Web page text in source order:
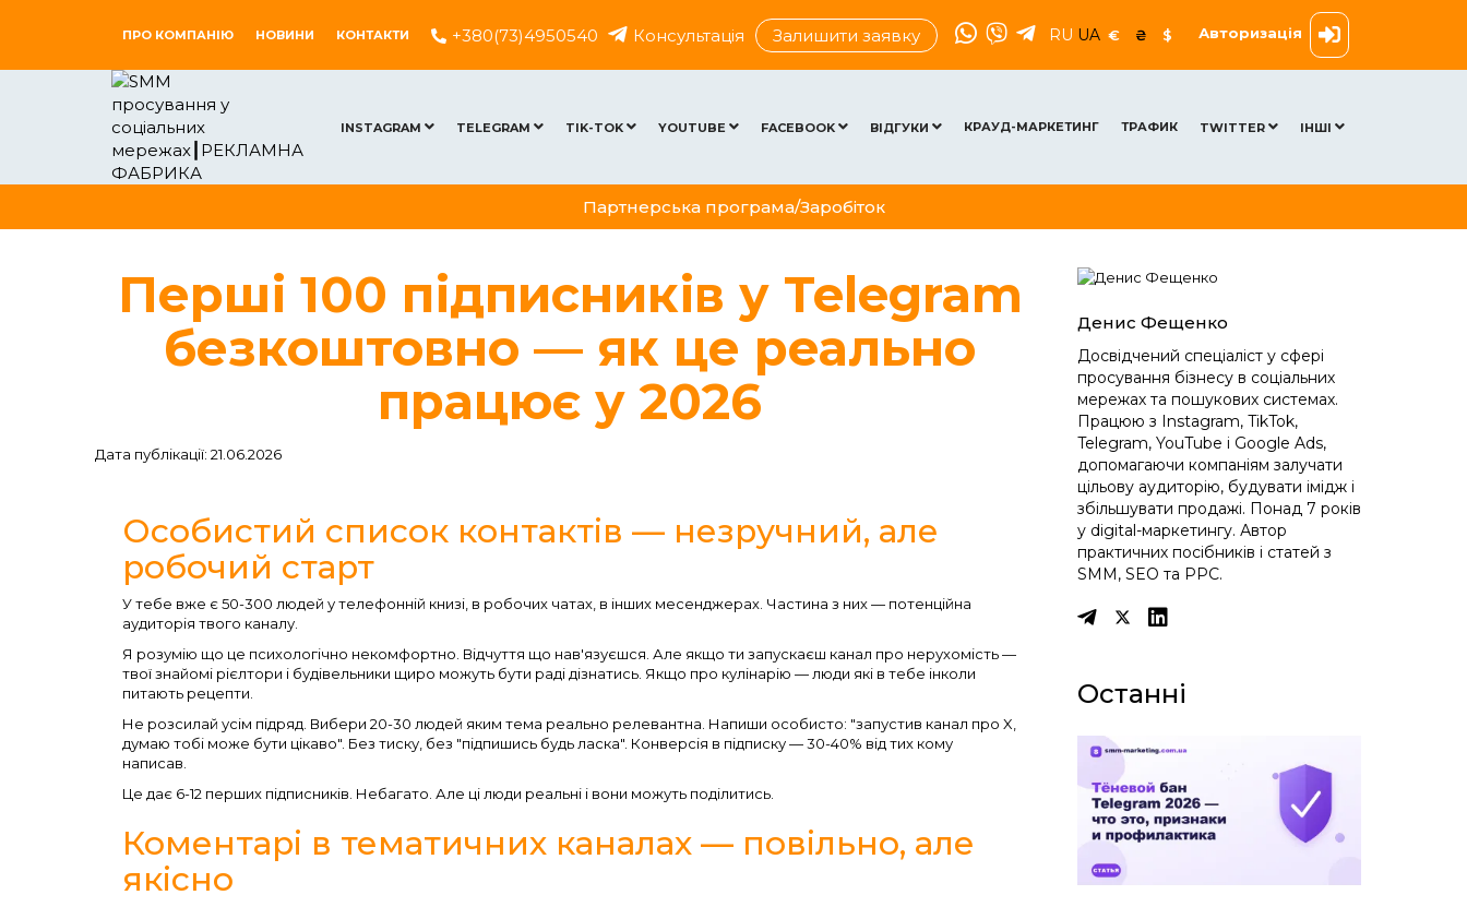
ПРО КОМПАНІЮ НОВИНИ КОНТАКТИ +380(73)4950540 Консультація Залишити заявку RU UA € ₴ $ Авторизація
INSTAGRAM TELEGRAM TIK-TOK YOUTUBE FACEBOOK ВІДГУКИ КРАУД-МАРКЕТИНГ ТРАФИК TWITTER ІНШІ
Партнерська програма/Заробіток
Перші 100 підписників у Telegram
безкоштовно — як це реально
працює у 2026
Дата публікації: 21.06.2026
Особистий список контактів — незручний, але
робочий старт
У тебе вже є 50-300 людей у телефонній книзі, в робочих чатах, в інших месенджерах. Частина з них — потенційна
аудиторія твого каналу.
Я розумію що це психологічно некомфортно. Відчуття що нав'язуєшся. Але якщо ти запускаєш канал про нерухомість —
твої знайомі рієлтори і будівельники щиро можуть бути раді дізнатись. Якщо про кулінарію — люди які в тебе інколи
питають рецепти.
Не розсилай усім підряд. Вибери 20-30 людей яким тема реально релевантна. Напиши особисто: "запустив канал про X,
думаю тобі може бути цікаво". Без тиску, без "підпишись будь ласка". Конверсія в підписку — 30-40% від тих кому
написав.
Це дає 6-12 перших підписників. Небагато. Але ці люди реальні і вони можуть поділитись.
Коментарі в тематичних каналах — повільно, але
якісно
Денис Фещенко
Досвідчений спеціаліст у сфері
просування бізнесу в соціальних
мережах та пошукових системах.
Працюю з Instagram, TikTok,
Telegram, YouTube і Google Ads,
допомагаючи компаніям залучати
цільову аудиторію, будувати імідж і
збільшувати продажі. Понад 7 років
у digital-маркетингу. Автор
практичних посібників і статей з
SMM, SEO та PPC.
Останні